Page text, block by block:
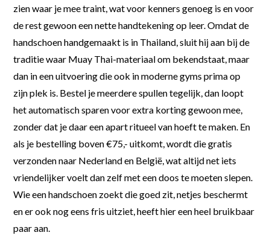
zien waar je mee traint, wat voor kenners genoeg is en voor
de rest gewoon een nette handtekening op leer. Omdat de
handschoen handgemaakt is in Thailand, sluit hij aan bij de
traditie waar Muay Thai-materiaal om bekendstaat, maar
dan in een uitvoering die ook in moderne gyms prima op
zijn plek is. Bestel je meerdere spullen tegelijk, dan loopt
het automatisch sparen voor extra korting gewoon mee,
zonder dat je daar een apart ritueel van hoeft te maken. En
als je bestelling boven €75,- uitkomt, wordt die gratis
verzonden naar Nederland en België, wat altijd net iets
vriendelijker voelt dan zelf met een doos te moeten slepen.
Wie een handschoen zoekt die goed zit, netjes beschermt
en er ook nog eens fris uitziet, heeft hier een heel bruikbaar
paar aan.